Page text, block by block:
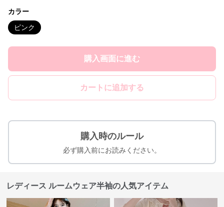
カラー
ピンク
購入画面に進む
カートに追加する
購入時のルール
必ず購入前にお読みください。
レディース ルームウェア半袖の人気アイテム